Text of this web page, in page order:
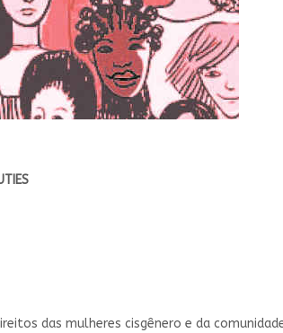
das mulheres cisgênero e da comunidade